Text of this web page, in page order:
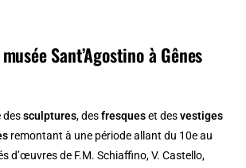
Sant’Agostino à Gênes
dessculptures, desfresqueset desvestiges
remontant à une période allant du 10e au
d’œuvres de F.M. Schiaffino, V. Castello,